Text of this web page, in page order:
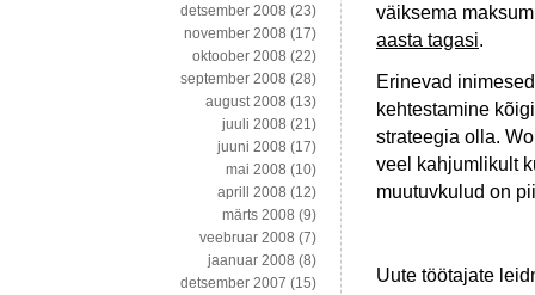
väiksema
aasta tagasi.
Erinevad
kehtestamine
strateegia olla.
veel kahjumlikult
muutuvkulud on
Uute töötajate
detsember 2008 (23)
november 2008 (17)
oktoober 2008 (22)
september 2008 (28)
august 2008 (13)
juuli 2008 (21)
juuni 2008 (17)
mai 2008 (10)
aprill 2008 (12)
märts 2008 (9)
veebruar 2008 (7)
jaanuar 2008 (8)
detsember 2007 (15)